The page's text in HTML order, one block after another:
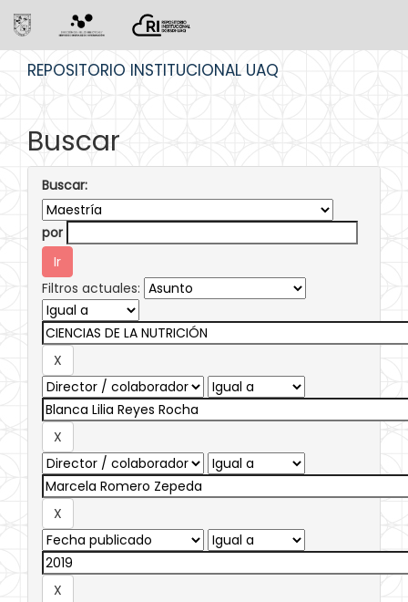
REPOSITORIO INSTITUCIONAL UAQ
Buscar
Buscar:
por
Filtros actuales: